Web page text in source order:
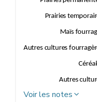
Prairies
Maïs
Autres cultures
Autres
Voir les notes